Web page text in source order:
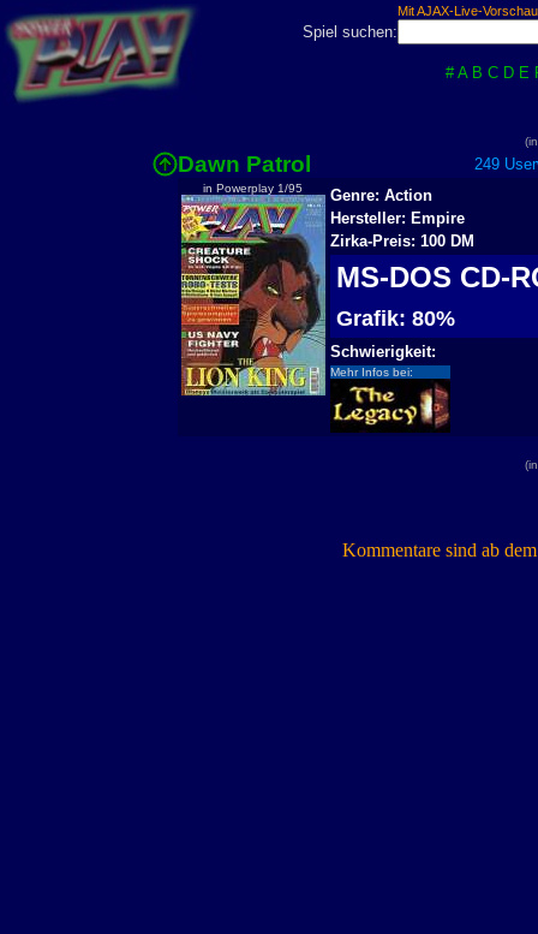
Mit AJAX-Live-
Spiel suchen:
# A B C D E
Dawn Patrol 249
in Powerplay 1/95
Genre: Action
Hersteller: Empire
Zirka-Preis: 100 DM
MS-DOS CD-
Grafik: 80%
Schwierigkeit:
Mehr Infos bei:
Kommentare sind ab